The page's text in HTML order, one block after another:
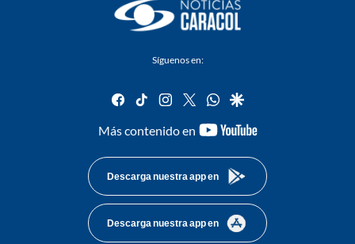
Síguenos en:
facebook
tiktok instagram
twitterwhatsapp
google
Más contenido en
youtube-
Descarga nuestra app en
Descarga nuestra app en